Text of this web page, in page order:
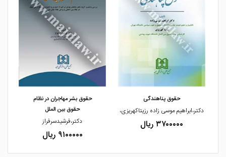
مشاهده و خرید مشاهده و خرید
حقوق پناهندگی
دکتر،ابراهیم موسی زاده رزیتاکهریزی،
۳۷۰۰۰۰۰ ریال
حقوق بشر مهاجران در نظام
حقوق بین الملل
دکتر،فرشیدسرفراز
۹۱۰۰۰۰۰ ریال